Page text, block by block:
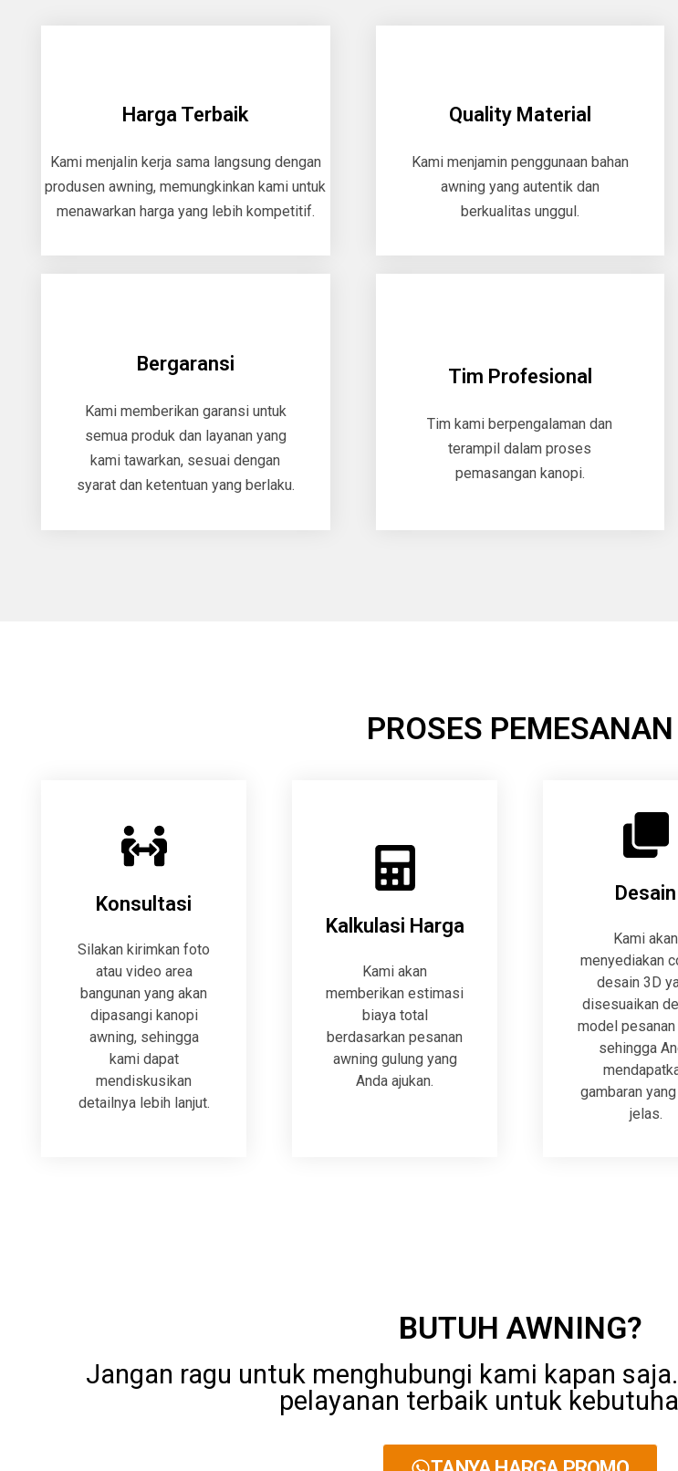
Harga Terbaik
Kami menjalin kerja sama langsung dengan
produsen awning, memungkinkan kami untuk
menawarkan harga yang lebih kompetitif.
Quality Material
Kami menjamin penggunaan bahan
awning yang autentik dan
berkualitas unggul.
Bergaransi
Kami memberikan garansi untuk
semua produk dan layanan yang
kami tawarkan, sesuai dengan
syarat dan ketentuan yang berlaku.
Tim Profesional
Tim kami berpengalaman dan
terampil dalam proses
pemasangan kanopi.
PROSES PEMESANAN
Konsultasi
Silakan kirimkan foto
atau video area
bangunan yang akan
dipasangi kanopi
awning, sehingga
kami dapat
mendiskusikan
detailnya lebih lanjut.
Kalkulasi Harga
Kami akan
memberikan estimasi
biaya total
berdasarkan pesanan
awning gulung yang
Anda ajukan.
Desain
Kami akan
menyediakan
desain 3D
disesuaikan
model pesanan
sehingga
gambaran
jelas.
BUTUH AWNING?
Jangan ragu untuk menghubungi kami kapan
pelayanan terbaik untuk